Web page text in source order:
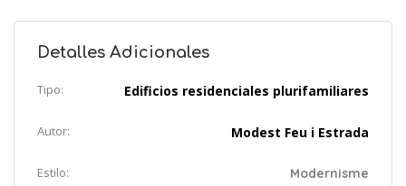
Detalles Adicionales
Tipo: Edificios residenciales plurifamiliares
Autor: Modest Feu i Estrada
Estilo: Modernisme